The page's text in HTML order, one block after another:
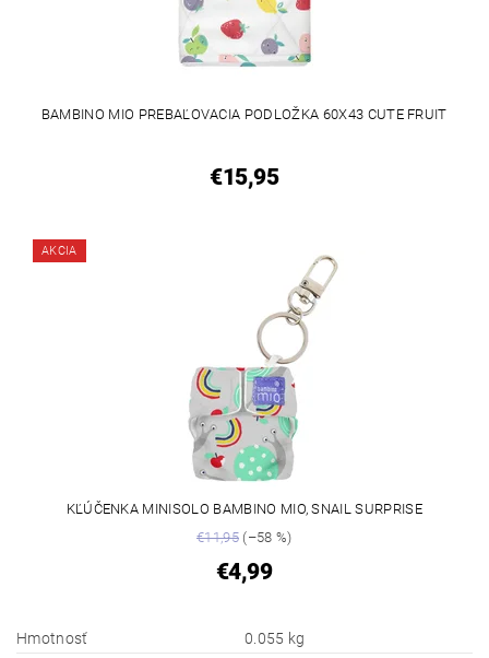
BAMBINO MIO PREBAĽOVACIA PODLOŽKA 60X43 CUTE FRUIT
€15,95
AKCIA
KĽÚČENKA MINISOLO BAMBINO MIO, SNAIL SURPRISE
€11,95(–58 %)
€4,99
Hmotnosť
0.055 kg